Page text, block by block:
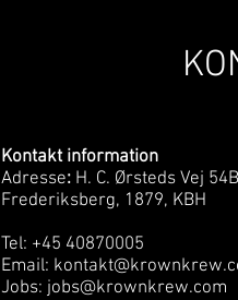
Kontakt information
Adresse: H. C. Ørsteds Vej
Frederiksberg, 1879, KBH
Tel: +45 40870005
Email:
Jobs: jobs@krownkrew.com